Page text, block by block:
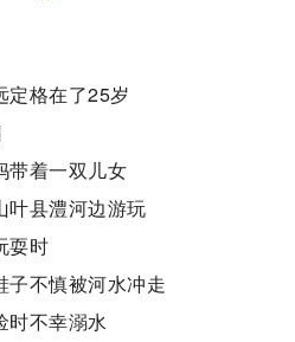
定格在了25岁
带着一双儿女
叶县澧河边游玩
耍时
子不慎被河水冲走
时不幸溺水